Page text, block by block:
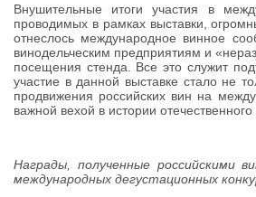
Внушительные итоги участия в
проводимых в рамках выставки,
отнеслось международное винное
винодельческим предприятиям и
посещения стенда. Все это служит
участие в данной выставке стало не
продвижения российских вин на
важной вехой в истории отечественного
Награды, полученные российскими
международных дегустационных